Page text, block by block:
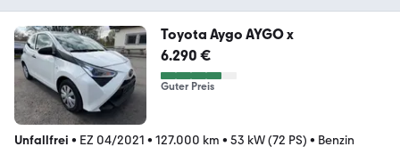
Toyota Aygo AYGO x
6.290 €
Guter Preis
Unfallfrei • EZ 04/2021 • 127.000 km • 53 kW (72 PS) • Benzin